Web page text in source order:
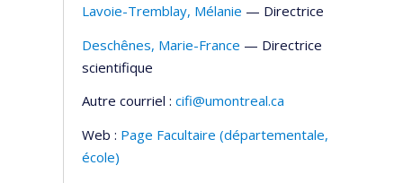
Lavoie-Tremblay, Mélanie — Directrice
Deschênes, Marie-France — Directrice
scientifique
Autre courriel : cifi@umontreal.ca
Web : Page Facultaire (départementale,
école)